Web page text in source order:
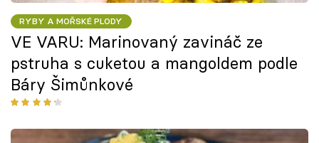
RYBY A MOŘSKÉ PLODY
VE VARU: Marinovaný zavináč ze
pstruha s cuketou a mangoldem podle
Báry Šimůnkové